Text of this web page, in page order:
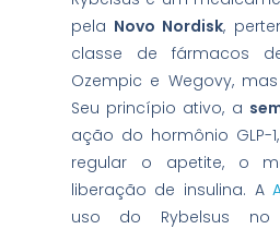
pela Novo Nordisk,
classe de fármacos
Ozempic e Wegovy,
Seu princípio ativo, a
ação do hormônio GLP-
regular o apetite, o
liberação de insulina. A
uso do Rybelsus